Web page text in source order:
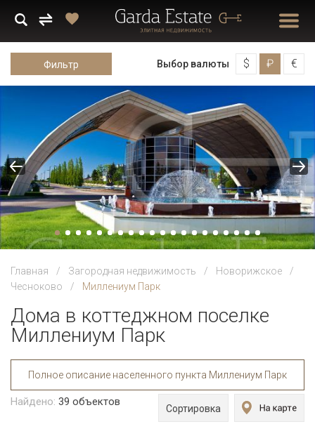
Фильтр Выбор валюты $ ₽ €
Главная Загородная недвижимость
Новорижское
Чесноково
Миллениум Парк
Дома в коттеджном поселке
Миллениум Парк
Полное описание населенного пункта Миллениум Парк
Найдено: 39 объектов
Сортировка